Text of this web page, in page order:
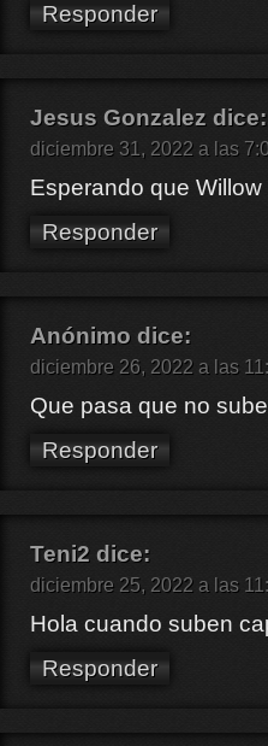
Responder
Jesus Gonzalez dice:
diciembre 31, 2022 a las
Esperando que
Responder
Anónimo dice:
diciembre 26, 2022 a las
Que pasa que no
Responder
Teni2 dice:
diciembre 25, 2022 a las
Hola cuando suben
Responder